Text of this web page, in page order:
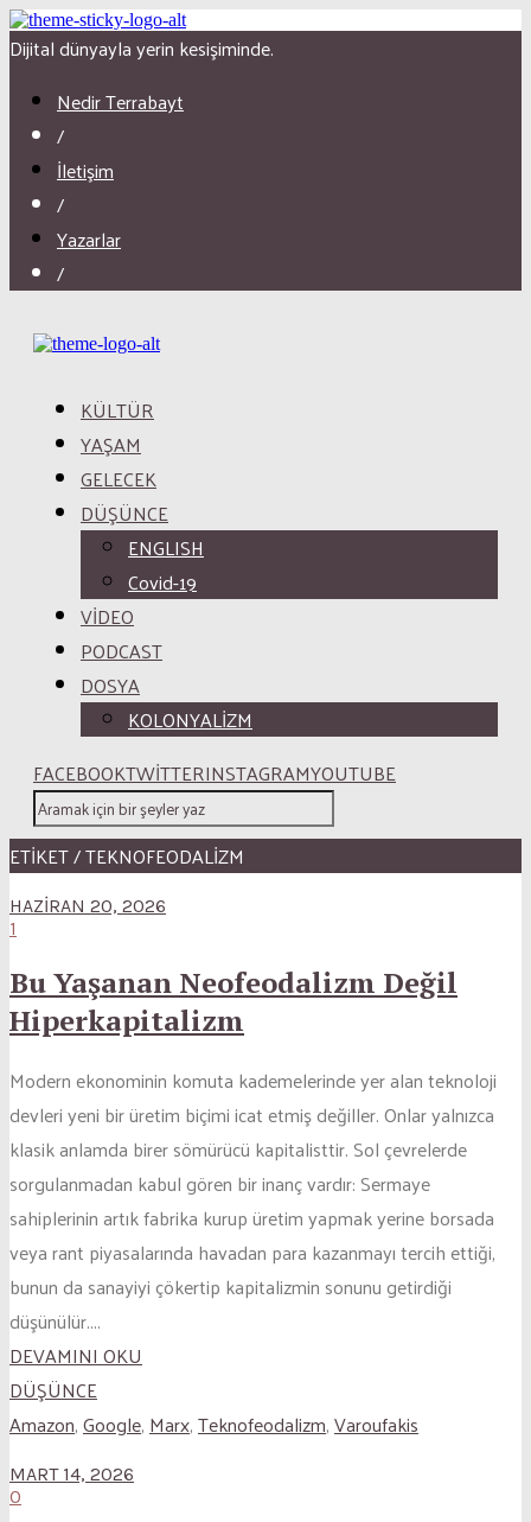
Dijital dünyayla yerin kesişiminde.
Nedir Terrabayt
/
İletişim
/
Yazarlar
/
KÜLTÜR
YAŞAM
GELECEK
DÜŞÜNCE
ENGLISH
Covid-19
VİDEO
PODCAST
DOSYA
KOLONYALİZM
FACEBOOKTWITTERINSTAGRAMYOUTUBE
ETİKET / TEKNOFEODALIZM
HAZIRAN 20, 2026
1
Bu Yaşanan Neofeodalizm Değil
Hiperkapitalizm
Modern ekonominin komuta kademelerinde yer alan teknoloji
devleri yeni bir üretim biçimi icat etmiş değiller. Onlar yalnızca
klasik anlamda birer sömürücü kapitalisttir. Sol çevrelerde
sorgulanmadan kabul gören bir inanç vardır: Sermaye
sahiplerinin artık fabrika kurup üretim yapmak yerine borsada
veya rant piyasalarında havadan para kazanmayı tercih ettiği,
bunun da sanayiyi çökertip kapitalizmin sonunu getirdiği
düşünülür....
DEVAMINI OKU
DÜŞÜNCE
Amazon,Google,Marx,Teknofeodalizm,Varoufakis
MART 14, 2026
0